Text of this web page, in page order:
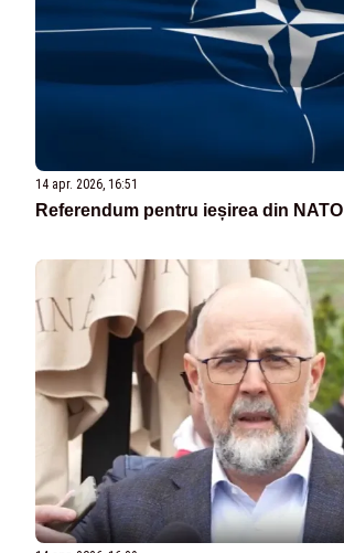
14 apr. 2026, 16:51
Referendum pentru ieșirea din NATO